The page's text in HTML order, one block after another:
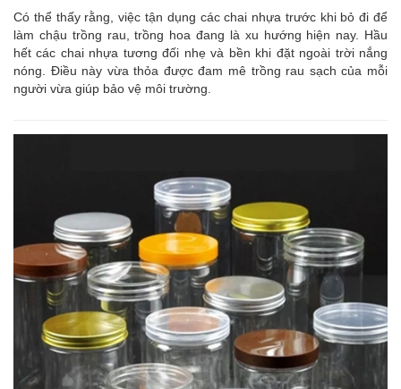
Có thể thấy rằng, việc tận dụng các chai nhựa trước khi bỏ đi để
làm chậu trồng rau, trồng hoa đang là xu hướng hiện nay. Hầu
hết các chai nhựa tương đối nhẹ và bền khi đặt ngoài trời nắng
nóng. Điều này vừa thỏa được đam mê trồng rau sạch của mỗi
người vừa giúp bảo vệ môi trường.